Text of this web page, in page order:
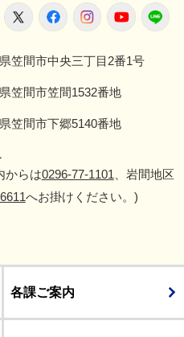
笠間市役所
X FacebookInstagram
笠間市中央三丁目2番1号
笠間市笠間1532番地
笠間市下郷5140番地
からは0296-77-1101 、岩間地区
へお掛けください。)
各課ご案内